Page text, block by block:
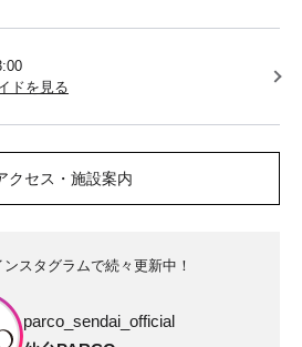
ドを見る
クセス・施設案内
スタグラムで続々更新中！
parco_sendai_official